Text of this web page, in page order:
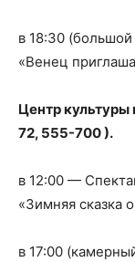
в 18:30
«Венец
Центр культуры
72, 555-700 ).
в 12:00 —
«Зимняя сказка
в 17:00